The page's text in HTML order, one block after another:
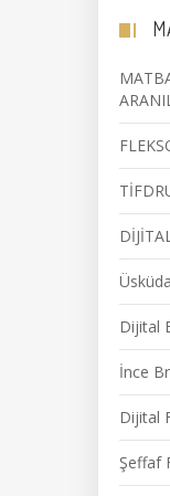
Dijital
İnce
Dijital
Şeffaf